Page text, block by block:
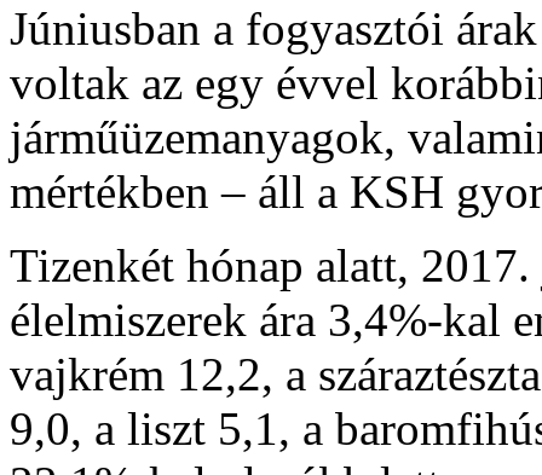
Júniusban a fogyasztói
voltak az egy évvel
járműüzemanyagok,
mértékben – áll a KSH
Tizenkét hónap alatt,
élelmiszerek ára 3,4%-kal
vajkrém 12,2, a
9,0, a liszt 5,1, a